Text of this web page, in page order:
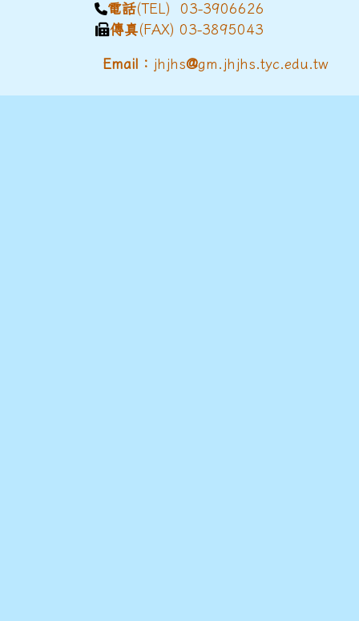
電話(TEL) 03-3906626
傳真(FAX) 03-3895043
Email： jhjhs@gm.jhjhs.tyc.edu.tw